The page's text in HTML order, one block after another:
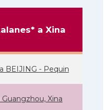
a Xina
BEIJING - Pequin
Guangzhou, Xina